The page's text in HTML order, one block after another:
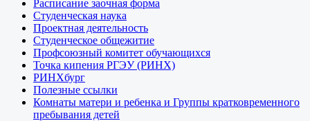
Расписание заочная форма
Студенческая наука
Проектная деятельность
Студенческое общежитие
Профсоюзный комитет обучающихся
Точка кипения РГЭУ (РИНХ)
РИНХбург
Полезные ссылки
Комнаты матери и ребенка и Группы кратковременного
пребывания детей